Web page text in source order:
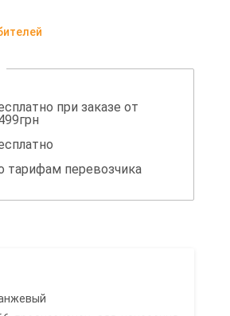
при заказе от
тарифам перевозчика